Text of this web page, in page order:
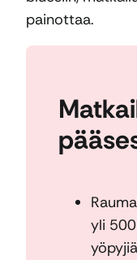
painottaa.
yli